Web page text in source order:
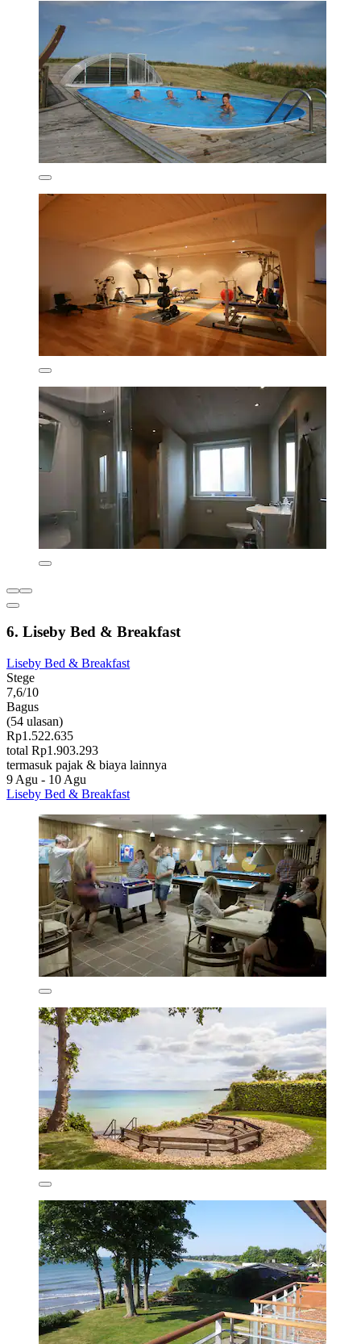
6. Liseby Bed & Breakfast
Liseby Bed & Breakfast
Stege
7,6/10
Bagus
(54 ulasan)
Rp1.522.635
total Rp1.903.293
termasuk pajak & biaya lainnya
9 Agu - 10 Agu
Liseby Bed & Breakfast